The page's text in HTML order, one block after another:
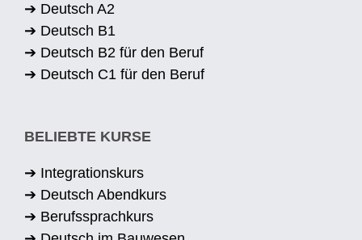
➔ Deutsch A2
➔ Deutsch B1
➔ Deutsch B2 für den Beruf
➔ Deutsch C1 für den Beruf
BELIEBTE KURSE
➔ Integrationskurs
➔ Deutsch Abendkurs
➔ Berufssprachkurs